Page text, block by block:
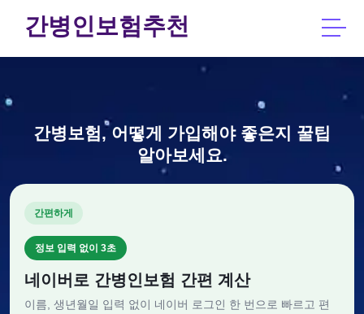
간병인보험추천
간병보험, 어떻게 가입해야 좋은지 꿀팁
알아보세요.
간편하게
정보 입력 없이 3초
네이버로 간병인보험 간편 계산
이름, 생년월일 입력 없이 네이버 로그인 한 번으로 빠르고 편